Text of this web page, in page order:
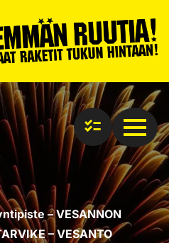
– VESANNON
– VESANTO